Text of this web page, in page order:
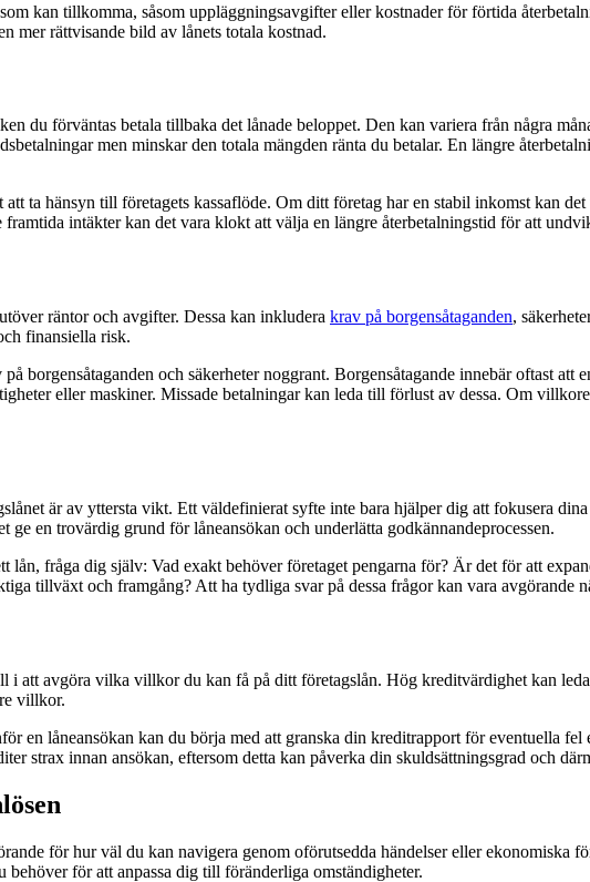
kan tillkomma, såsom uppläggningsavgifter eller kostnader för förtida
mer rättvisande bild av lånets totala kostnad.
du förväntas betala tillbaka det lånade beloppet. Den kan variera från några
men minskar den totala mängden ränta du betalar. En längre
ta hänsyn till företagets kassaflöde. Om ditt företag har en stabil inkomst kan
intäkter kan det vara klokt att välja en längre återbetalningstid för att
räntor och avgifter. Dessa kan inkludera krav på borgensåtaganden,
finansiella risk.
borgensåtaganden och säkerheter noggrant. Borgensåtagande innebär oftast
eller maskiner. Missade betalningar kan leda till förlust av dessa. Om
är av yttersta vikt. Ett väldefinierat syfte inte bara hjälper dig att fokusera
ge en trovärdig grund för låneansökan och underlätta godkännandeprocessen.
lån, fråga dig själv: Vad exakt behöver företaget pengarna för? Är det för att
tillväxt och framgång? Att ha tydliga svar på dessa frågor kan vara avgörande
i att avgöra vilka villkor du kan få på ditt företagslån. Hög kreditvärdighet kan
villkor.
en låneansökan kan du börja med att granska din kreditrapport för eventuella
strax innan ansökan, eftersom detta kan påverka din skuldsättningsgrad och
för hur väl du kan navigera genom oförutsedda händelser eller
för att anpassa dig till föränderliga omständigheter.